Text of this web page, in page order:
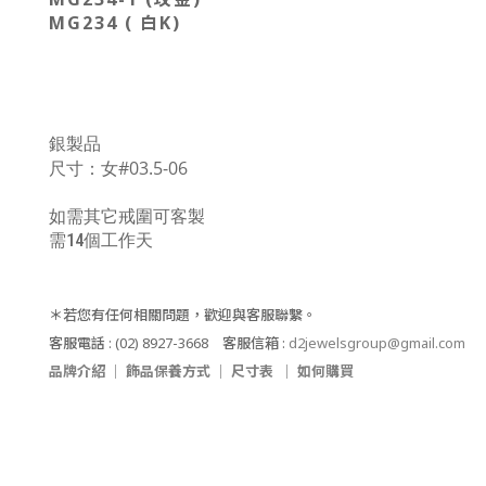
MG234 ( 白K)
銀製品
尺寸：女#03.5-06
如需其它戒圍可客製
需14個工作天
＊若您有任何相關問題，歡迎與客服聯繫。
客服電話 : (02) 8927-3668 客服信箱 : d2jewelsgroup@gmail.com
品牌介紹 ｜ 飾品保養方式 ｜ 尺寸表 ｜ 如何購買